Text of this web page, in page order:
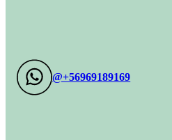
@+56969189169